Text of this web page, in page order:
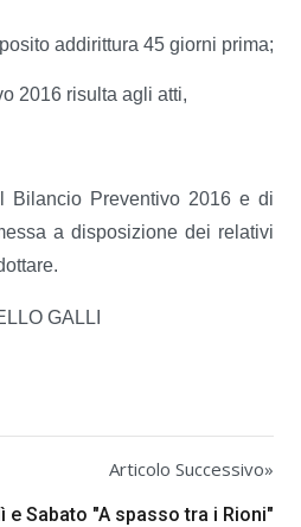
addirittura 45 giorni prima;
2016 risulta agli atti,
Bilancio Preventivo 2016 e di
a disposizione dei relativi
GALLI
Articolo Successivo»
e Sabato "A spasso tra i Rioni"